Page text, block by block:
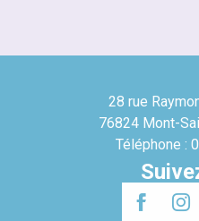
28 rue
76824 Mont-
Téléphone :